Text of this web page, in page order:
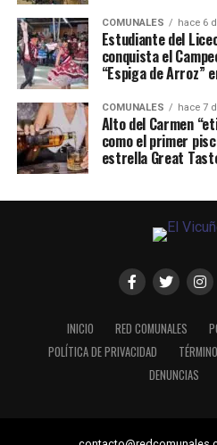
COMUNALES hace 6
Estudiante del
conquista el
“Espiga de Arroz”
COMUNALES hace 7
Alto del Carmen
como el primer
estrella Great
INICIO RED COMUNALES
POLÍTICA DE PRIVACIDAD
DENUNCIAS